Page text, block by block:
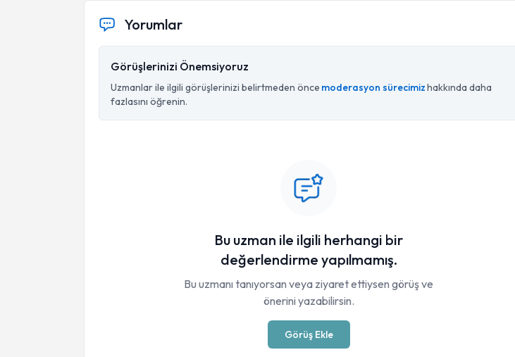
Yorumlar
Görüşlerinizi Önemsiyoruz
Uzmanlar ile ilgili görüşlerinizi belirtmeden önce moderasyon sürecimizhakkında daha
fazlasını öğrenin.
Bu uzman ile ilgili herhangi bir
değerlendirme yapılmamış.
Bu uzmanı tanıyorsan veya ziyaret ettiysen görüş ve
önerini yazabilirsin.
Görüş Ekle